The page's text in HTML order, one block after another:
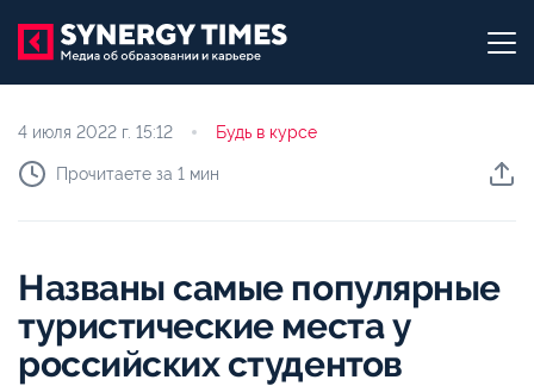
4 июля 2022 г. 15:12 Будь в курсе
Прочитаете за 1 мин
Названы самые популярные
туристические места у
российских студентов